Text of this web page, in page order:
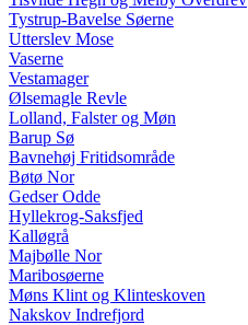
Tystrup-Bavelse Søerne
Utterslev Mose
Vaserne
Vestamager
Ølsemagle Revle
Lolland, Falster og Møn
Barup Sø
Bavnehøj Fritidsområde
Bøtø Nor
Gedser Odde
Hyllekrog-Saksfjed
Kalløgrå
Majbølle Nor
Maribosøerne
Møns Klint og Klinteskoven
Nakskov Indrefjord